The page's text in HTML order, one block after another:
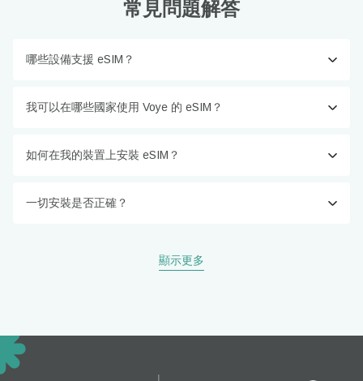
常見問題解答
哪些設備支援 eSIM？
我可以在哪些國家使用 Voye 的 eSIM？
如何在我的裝置上安裝 eSIM？
一切安裝是否正確？
顯示更多